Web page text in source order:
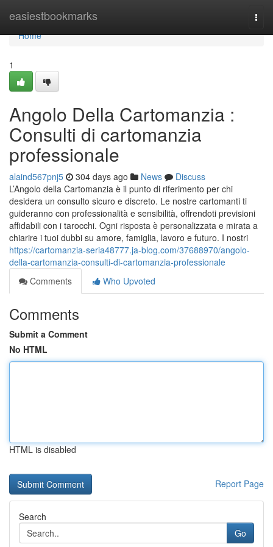
easiestbookmarks
Home
Home
1
Angolo Della Cartomanzia :
Consulti di cartomanzia
professionale
alaind567pnj5 304 days ago News
Discuss
L’Angolo della Cartomanzia è il punto di riferimento per chi
desidera un consulto sicuro e discreto. Le nostre cartomanti ti
guideranno con professionalità e sensibilità, offrendoti previsioni
affidabili con i tarocchi. Ogni risposta è personalizzata e mirata a
chiarire i tuoi dubbi su amore, famiglia, lavoro e futuro. I nostri
https://cartomanzia-seria48777.ja-blog.com/37688970/angolo-
della-cartomanzia-consulti-di-cartomanzia-professionale
Comments
Who Upvoted
Comments
Submit a Comment
No HTML
HTML is disabled
Report Page
Search
Go